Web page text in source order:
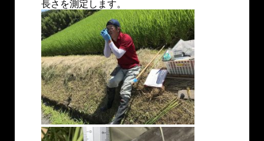
長さを測定します。